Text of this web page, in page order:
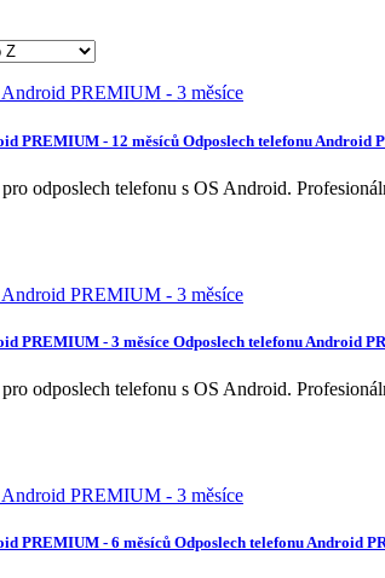
PREMIUM - 12 měsíců Odposlech telefonu Android
odposlech telefonu s OS Android.
PREMIUM - 3 měsíce Odposlech telefonu Android
odposlech telefonu s OS Android.
PREMIUM - 6 měsíců Odposlech telefonu Android